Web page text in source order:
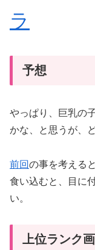
ラ
予想
やっぱり、巨乳の
かな、と思うが、
前回の事を考える
食い込むと、目に
い。
上位ランク